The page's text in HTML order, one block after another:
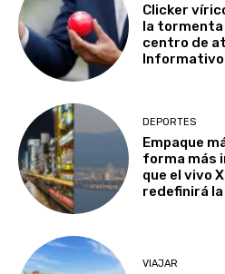
Clicker
la tormenta
centro de
DEPORTES
Empaque
forma más
que el vivo
redefinirá
VIAJAR